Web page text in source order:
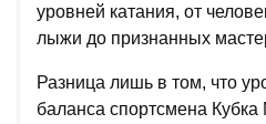
уровней катания, от
лыжи до признанных
Разница лишь в том, что
баланса спортсмена